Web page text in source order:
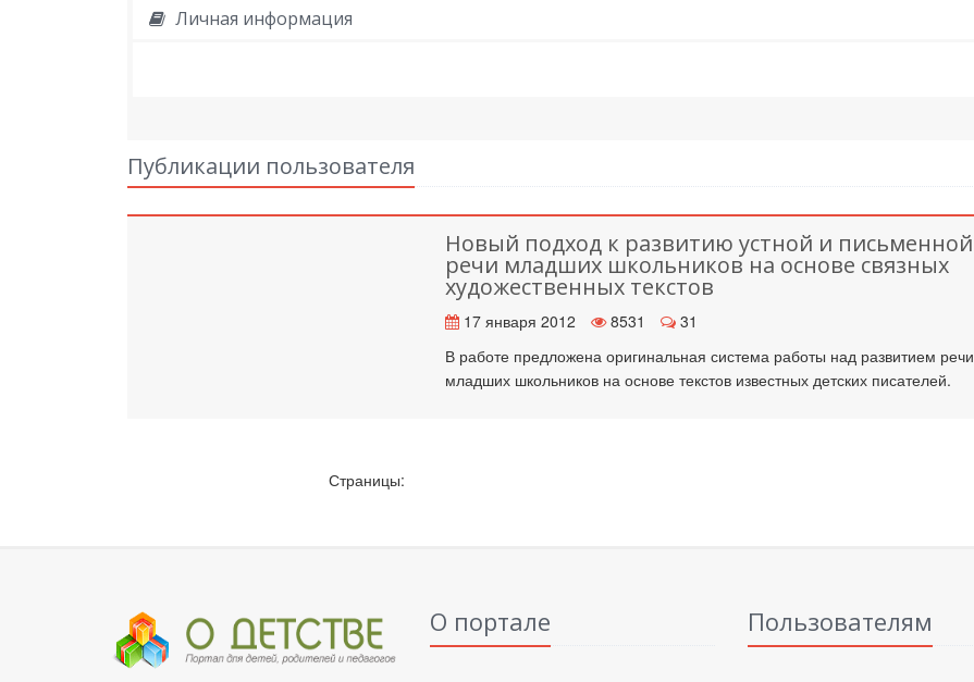
Личная информация
Публикации пользователя
Новый подход к развитию устной и письменной
речи младших школьников на основе связных
художественных текстов
17 января 2012 8531
31
В работе предложена оригинальная система работы над развитием речи
младших школьников на основе текстов известных детских писателей.
Страницы:
О портале Пользователям